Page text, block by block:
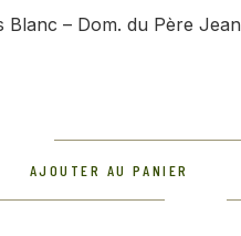
Blanc – Dom. du Père Jean
AJOUTER AU PANIER